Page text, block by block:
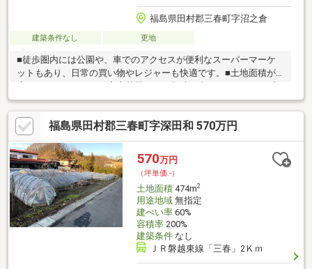
福島県田村郡三春町字沼之倉
建築条件なし 更地
■徒歩圏内には公園や、車でのアクセスが便利なスーパーマーケ
ットもあり、日常の買い物やレジャーも快適です。■土地面積が
分確保できます。
福島県田村郡三春町字深田和 570万円
570万円
（坪単価:-）
土地面積474m2
用途地域無指定
建ぺい率60%
容積率200%
建築条件なし
ＪＲ磐越東線「三春」2Ｋｍ